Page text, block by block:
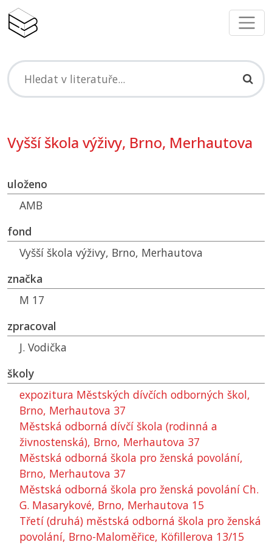
Vyšší škola výživy, Brno, Merhautova
uloženo
AMB
fond
Vyšší škola výživy, Brno, Merhautova
značka
M 17
zpracoval
J. Vodička
školy
expozitura Městských dívčích odborných škol,
Brno, Merhautova 37
Městská odborná dívčí škola (rodinná a
živnostenská), Brno, Merhautova 37
Městská odborná škola pro ženská povolání,
Brno, Merhautova 37
Městská odborná škola pro ženská povolání Ch.
G. Masarykové, Brno, Merhautova 15
Třetí (druhá) městská odborná škola pro ženská
povolání, Brno-Maloměřice, Köfillerova 13/15